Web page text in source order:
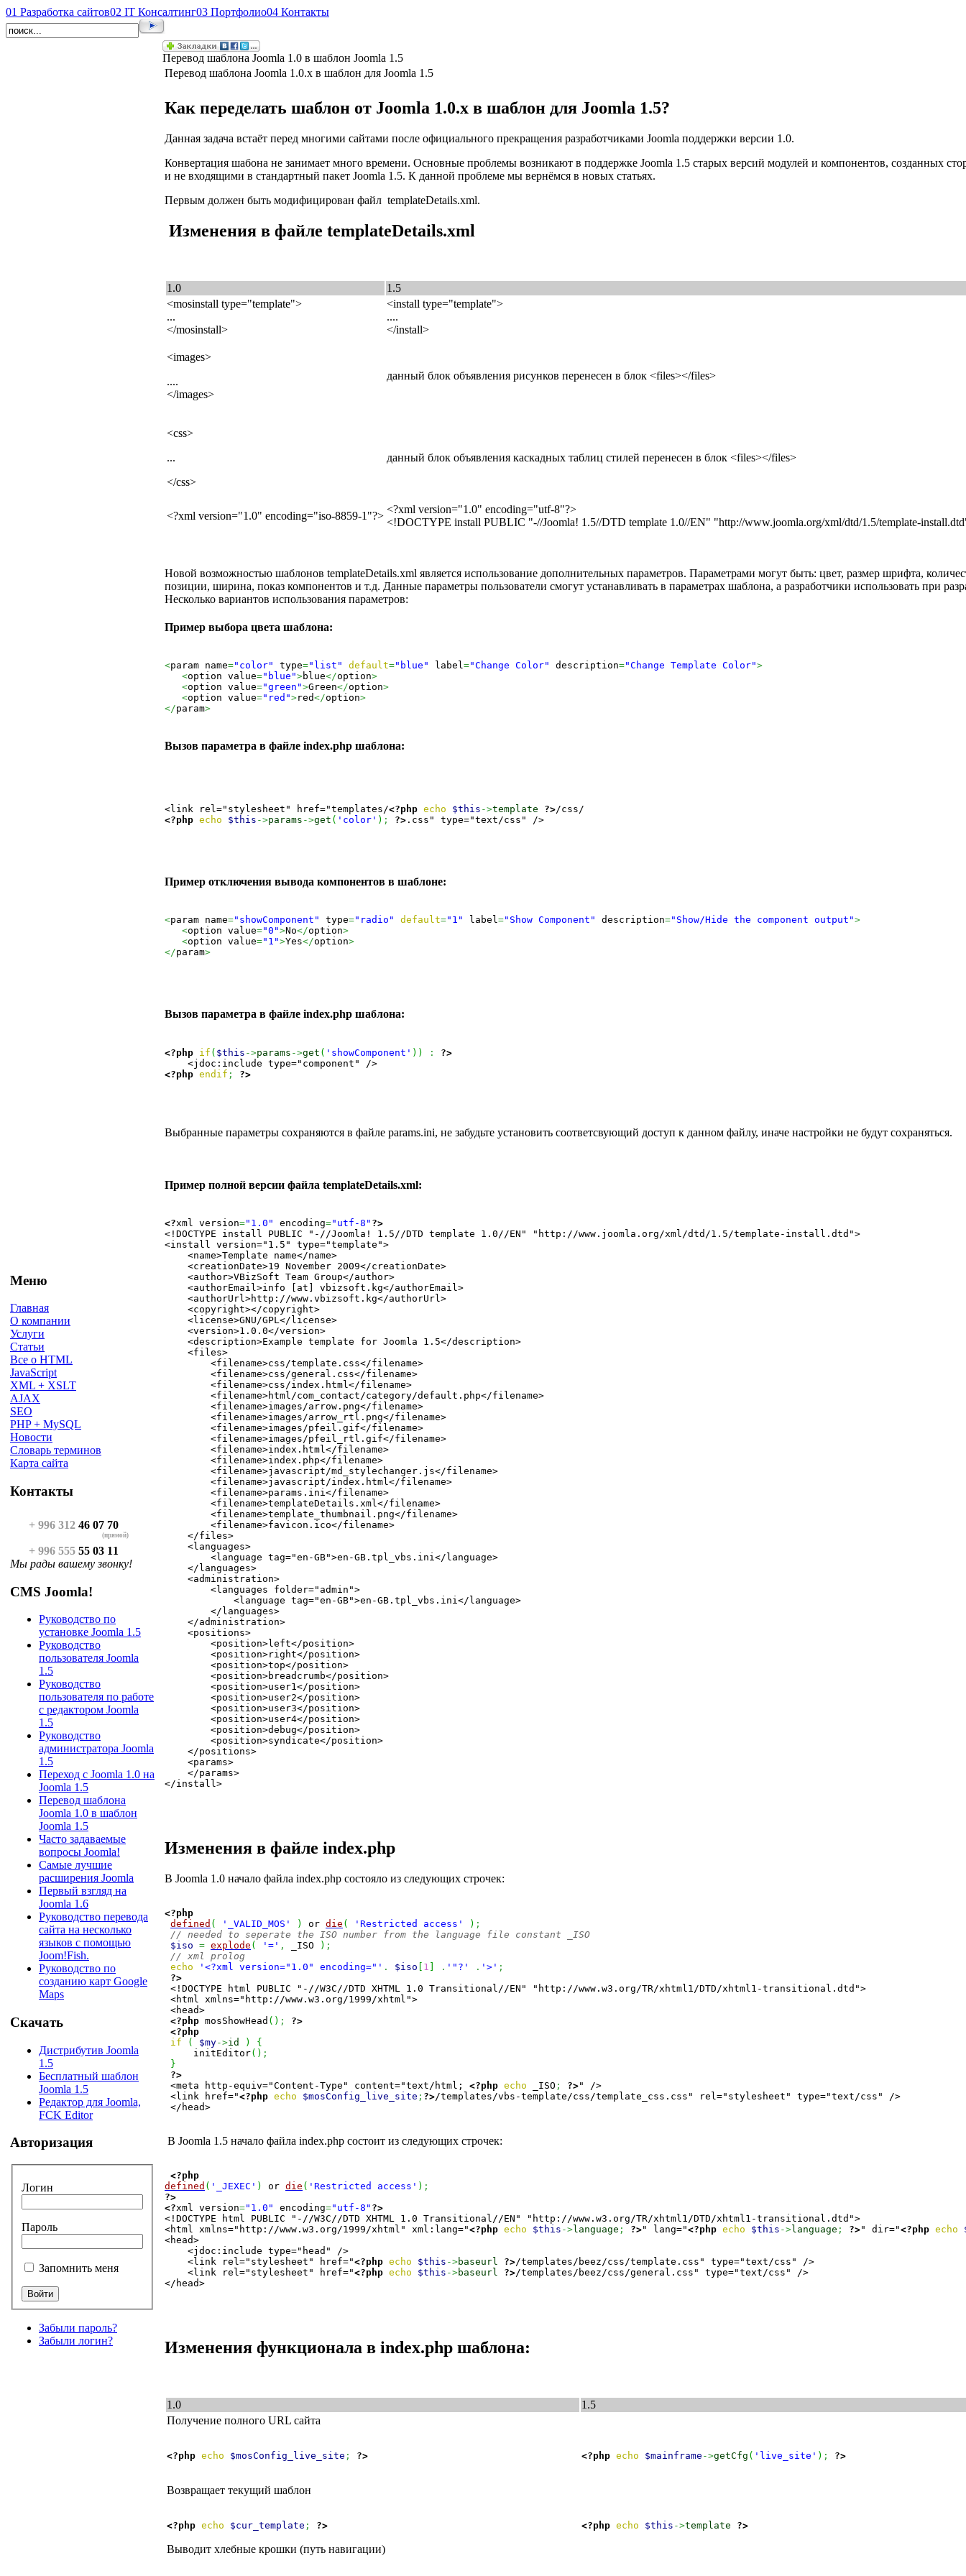
01 Разработка сайтов02 IT Консалтинг03 Портфолио04 Контакты
Меню
Главная
О компании
Услуги
Статьи
Все о HTML
JavaScript
XML + XSLT
AJAX
SEO
PHP + MySQL
Новости
Словарь терминов
Карта сайта
Контакты
+ 996 312 46 07 70
(прямой)
+ 996 555 55 03 11
Мы рады вашему звонку!
CMS Joomla!
Руководство по
установке Joomla 1.5
Руководство
пользователя Joomla
1.5
Руководство
пользователя по работе
с редактором Joomla
1.5
Руководство
администратора Joomla
1.5
Переход с Joomla 1.0 на
Joomla 1.5
Перевод шаблона
Joomla 1.0 в шаблон
Joomla 1.5
Часто задаваемые
вопросы Joomla!
Самые лучшие
расширения Joomla
Первый взгляд на
Joomla 1.6
Руководство перевода
сайта на несколько
языков с помощью
Joom!Fish.
Руководство по
созданию карт Google
Maps
Скачать
Дистрибутив Joomla
1.5
Бесплатный шаблон
Joomla 1.5
Редактор для Joomla,
FCK Editor
Авторизация
Логин
Пароль
Запомнить меня
Забыли пароль?
Забыли логин?
Перевод шаблона Joomla 1.0 в шаблон Joomla 1.5
Перевод шаблона Joomla 1.0.x в шаблон для Joomla 1.5
Как переделать шаблон от Joomla 1.0.x в шаблон для Joomla 1.5?
Данная задача встаёт перед многими сайтами после официального прекращения разработчиками Joomla поддержки версии 1.0.
Конвертация шабона не занимает много времени. Основные проблемы возникают в поддержке Joomla 1.5 старых версий модулей и компонентов, созданных
и не входящими в стандартный пакет Joomla 1.5. К данной проблеме мы вернёмся в новых статьях.
Первым должен быть модифицирован файл templateDetails.xml.
Изменения в файле templateDetails.xml
1.0
1.5
<mosinstall type="template">
...
</mosinstall>
<install type="template">
....
</install>
<images>
....
</images>
данный блок объявления рисунков перенесен в блок <files></files>
<css>
...
</css>
данный блок объявления каскадных таблиц стилей перенесен в блок <files></files>
<?xml version="1.0" encoding="iso-8859-1"?>
<?xml version="1.0" encoding="utf-8"?>
<!DOCTYPE install PUBLIC "-//Joomla! 1.5//DTD template 1.0//EN" "http://www.joomla.org/xml/dtd/1.5/template-
Новой возможностью шаблонов templateDetails.xml является использование дополнительных параметров. Параметрами могут быть: цвет, размер шрифта,
позиции, ширина, показ компонентов и т.д. Данные параметры пользователи смогут устанавливать в параметрах шаблона, а разработчики использовать при
Несколько вариантов использования параметров:
Пример выбора цвета шаблона:
<param name="color" type="list" default="blue" label="Change Color" description="Change Template Color">
<option value="blue">blue</option>
<option value="green">Green</option>
<option value="red">red</option>
</param>
Вызов параметра в файле index.php шаблона:
<link rel="stylesheet" href="templates/<?php echo $this ->template ?>
<?php echo $this ->params ->get ( 'color' ) ; ?> .css" type="text/css" />
Пример отключения вывода компонентов в шаблоне:
<param name="showComponent" type="radio" default="1" label="Show Component" description="Show/Hide the component output">
<option value="0">No</option>
<option value="1">Yes</option>
</param>
Вызов параметра в файле index.php шаблона:
<?php if ( $this ->params ->get ( 'showComponent' ) ) :
?>
<?php endif ; ?>
Выбранные параметры сохраняются в файле params.ini, не забудьте установить соответсвующий доступ к данном файлу, иначе настройки не будут сохраняться.
Пример полной версии файла templateDetails.xml:
<?xml version="1.0" encoding="utf-8" ?>
<!DOCTYPE install PUBLIC "-//Joomla! 1.5//DTD template 1.0//EN" "http://www.joomla.org/xml/dtd/1.5/template-install.dtd">
<install version="1.5" type="template">
    <name>Template name</name>
    <creationDate>19 November 2009</creationDate>
    <author>VBizSoft Team Group</author>
    <authorEmail>info [at] vbizsoft.kg</authorEmail>
    <authorUrl>http://www.vbizsoft.kg</authorUrl>
    <copyright></copyright>
    <license>GNU/GPL</license>
    <version>1.0.0</version>
    <description>Example template for Joomla 1.5</description>
    <files>
        <filename>css/template.css</filename>
        <filename>css/general.css</filename>
        <filename>css/index.html</filename>
        <filename>html/com_contact/category/default.php</filename>
        <filename>images/arrow.png</filename>
        <filename>images/arrow_rtl.png</filename>
        <filename>images/pfeil.gif</filename>
        <filename>images/pfeil_rtl.gif</filename>
        <filename>index.html</filename>
        <filename>index.php</filename>
        <filename>javascript/md_stylechanger.js</filename>
        <filename>javascript/index.html</filename>
        <filename>params.ini</filename>
        <filename>templateDetails.xml</filename>
        <filename>template_thumbnail.png</filename>
        <filename>favicon.ico</filename>
    </files>
    <languages>
        <language tag="en-GB">en-GB.tpl_vbs.ini</language>
    </languages>
    <administration>
        <languages folder="admin">
            <language tag="en-GB">en-GB.tpl_vbs.ini</language>
        </languages>
    </administration>
    <positions>
        <position>left</position>
        <position>right</position>
        <position>top</position>
        <position>breadcrumb</position>
        <position>user1</position>
        <position>user2</position>
        <position>user3</position>
        <position>user4</position>
        <position>debug</position>
        <position>syndicate</position>
    </positions>
    <params>
    </params>
</install>
Изменения в файле index.php
В Joomla 1.0 начало файла index.php состояло из следующих строчек:
<?php
defined ( '_VALID_MOS' ) or die ( 'Restricted access' ) ;
// needed to seperate the ISO number from the language file constant _ISO
$iso = explode ( '=' , _ISO ) ;
// xml prolog
echo
'<?xml version="1.0" encoding="' . $iso 1 . '"?' . '>' ;
?>
<!DOCTYPE html PUBLIC "-//W3C//DTD XHTML 1.0 Transitional//EN" "http://www.w3.org/TR/xhtml1/DTD/xhtml1-transitional.dtd">
<html xmlns="http://www.w3.org/1999/xhtml">
<head>
<?php mosShowHead ( ) ;
?>
<?php
if
( $my->id )
{
     initEditor
( ) ;
}
?>
<meta http-equiv="Content-Type" content="text/html; <?php echo _ISO ; ?>" />
<link href="<?php echo $mosConfig_live_site ; ?>/templates/vbs-template/css/template_css.css" rel="stylesheet" type="text/css" />
</head>
В Joomla 1.5 начало файла index.php состоит из следующих строчек:
<?php
defined ( '_JEXEC' ) or die ( 'Restricted access' ) ;
?>
<?xml version="1.0" encoding="utf-8" ?>
<!DOCTYPE html PUBLIC "-//W3C//DTD XHTML 1.0 Transitional//EN" "http://www.w3.org/TR/xhtml1/DTD/xhtml1-transitional.dtd">
<html xmlns="http://www.w3.org/1999/xhtml" xml:lang="<?php echo $this ->language ; ?>" lang="<?php echo $this ->language ; ?>" dir="<?php echo
<head>
    <jdoc:include type="head" />
    <link rel="stylesheet" href="
<?php echo $this ->baseurl ?>/templates/beez/css/template.css" type="text/css" />
    <link rel="stylesheet" href="
<?php echo $this ->baseurl ?>/templates/beez/css/general.css" type="text/css" />
</head>
Изменения функционала в index.php шаблона:
1.0
1.5
Получение полного URL сайта
<?php echo $mosConfig_live_site ; ?> <?php echo $mainframe ->getCfg ( 'live_site' ) ; ?>
Возвращает текущий шаблон
<?php echo $cur_template ; ?> <?php echo $this ->template ?>
Выводит хлебные крошки (путь навигации)